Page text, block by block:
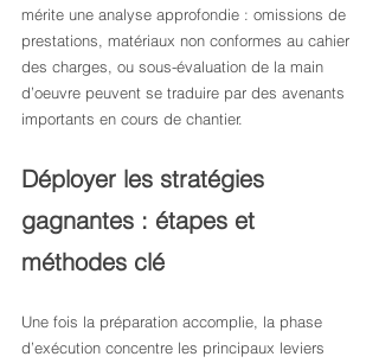
mérite une analyse approfondie : omissions de
prestations, matériaux non conformes au cahier
des charges, ou sous-évaluation de la main
d’oeuvre peuvent se traduire par des avenants
importants en cours de chantier.
Déployer les stratégies
gagnantes : étapes et
méthodes clé
Une fois la préparation accomplie, la phase
d’exécution concentre les principaux leviers